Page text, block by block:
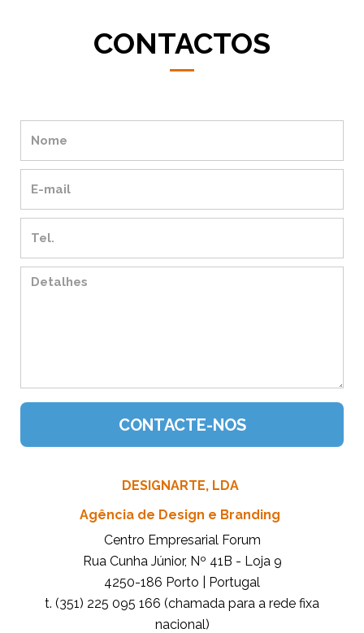
CONTACTOS
DESIGNARTE, LDA
Agência de Design e Branding
Centro Empresarial Forum
Rua Cunha Júnior, Nº 41B - Loja 9
4250-186 Porto | Portugal
t. (351) 225 095 166 (chamada para a rede fixa
nacional)